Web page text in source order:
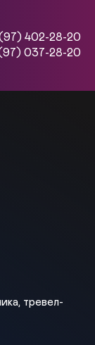
402-28-20
037-28-20
тревел-